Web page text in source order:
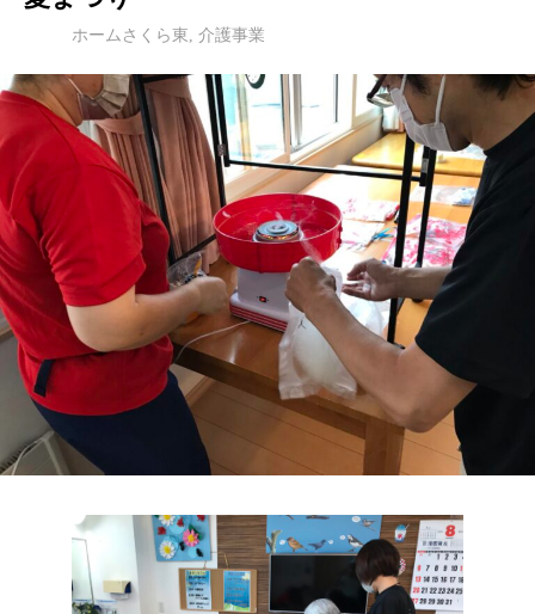
ホームさくら東, 介護事業